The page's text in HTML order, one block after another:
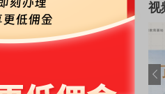
进行了调整。
预计到期年利率为
视